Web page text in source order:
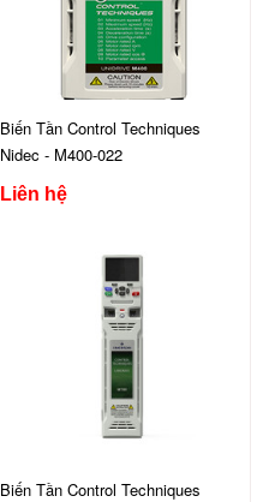
Biến Tần Control Techniques
Nidec - M400-022
Liên hệ
Biến Tần Control Techniques